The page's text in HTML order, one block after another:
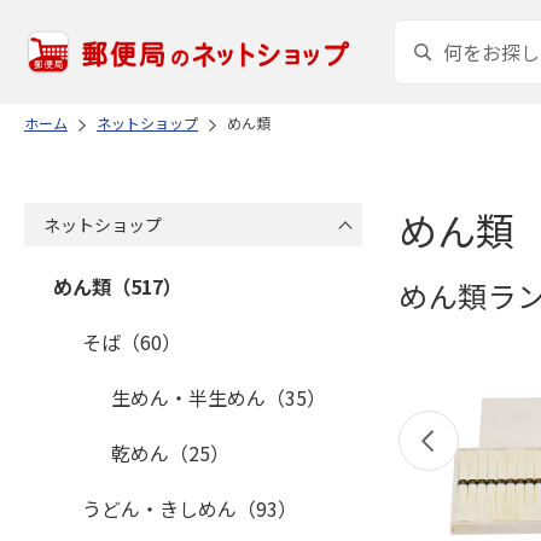
ホーム ネットショップ めん類
めん類
めん類ラ
ネットショップ
めん類（517）
そば（60）
生めん・半生めん（35）
乾めん（25）
うどん・きしめん（93）